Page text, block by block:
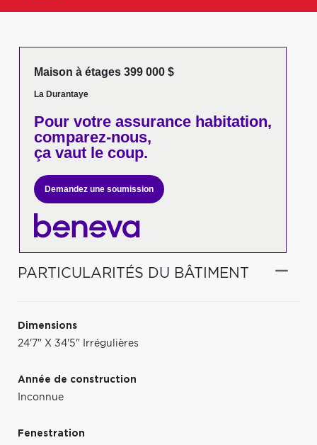
Maison à étages 399 000 $
La Durantaye
Pour votreassurance habitation,
comparez-nous,
ça vaut le coup.
Demandez une soumission
PARTICULARITÉS DU BÂTIMENT
Dimensions
24'7" X 34'5" Irrégulières
Année de construction
Inconnue
Fenestration